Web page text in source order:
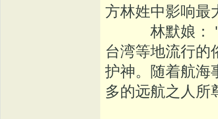
方林姓中影响最
林默娘： "天
台湾等地流行的
护神。随着航海
多的远航之人所